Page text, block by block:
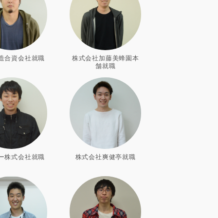
合資会社就職
株式会社加藤美蜂園本
舗就職
株式会社就職 株式会社爽健亭就職